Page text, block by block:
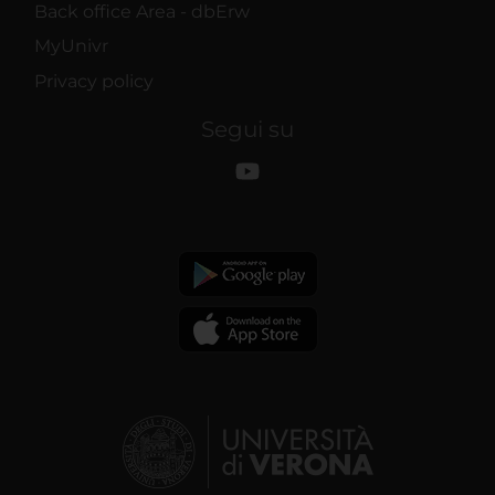
Back office Area - dbErw
MyUnivr
Privacy policy
Segui su